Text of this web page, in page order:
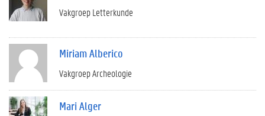
Vakgroep Letterkunde
Miriam Alberico
Vakgroep Archeologie
Mari Alger